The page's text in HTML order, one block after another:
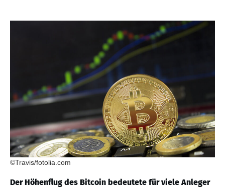
©Travis/fotolia.com
Der Höhenflug des Bitcoin bedeutete für viele Anleger